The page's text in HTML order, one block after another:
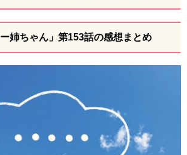
姉ちゃん」第153話の感想まとめ